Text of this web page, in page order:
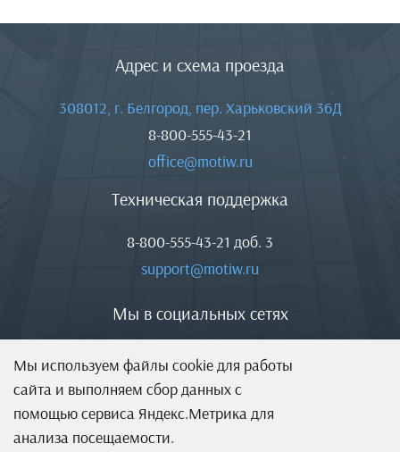
Мы используем файлы cookie для работы
сайта и выполняем сбор данных с
помощью сервиса Яндекс.Метрика для
анализа посещаемости.
Адрес и схема проезда
308012, г. Белгород, пер. Харьковский 36Д
8-800-555-43-21
office@motiw.ru
Техническая поддержка
8-800-555-43-21 доб. 3
support@motiw.ru
Мы в социальных сетях